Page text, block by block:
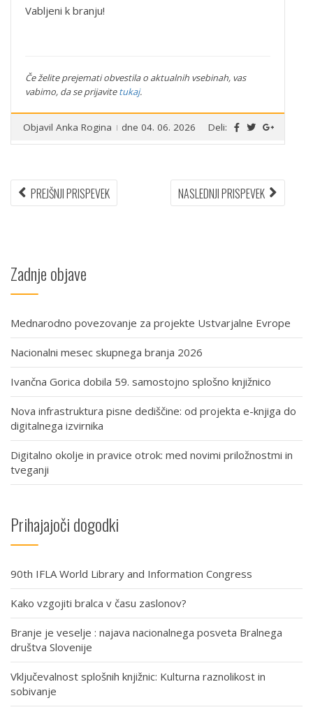
Vabljeni k branju!
Če želite prejemati obvestila o aktualnih vsebinah, vas
vabimo, da se prijavitetukaj.
Objavil Anka Rogina dne 04. 06. 2026 Deli:
Navigacija
PREJŠNJI PRISPEVEKPREVIOUS
ARTICLE:
NASLEDNJI PRISPEVEK
ARTICLE:
Zadnje objave
Mednarodno povezovanje za projekte Ustvarjalne Evrope
Nacionalni mesec skupnega branja 2026
Ivančna Gorica dobila 59. samostojno splošno knjižnico
Nova infrastruktura pisne dediščine: od projekta e-knjiga do
digitalnega izvirnika
Digitalno okolje in pravice otrok: med novimi priložnostmi in
tveganji
Prihajajoči dogodki
90th IFLA World Library and Information Congress
Kako vzgojiti bralca v času zaslonov?
Branje je veselje : najava nacionalnega posveta Bralnega
društva Slovenije
Vključevalnost splošnih knjižnic: Kulturna raznolikost in
sobivanje